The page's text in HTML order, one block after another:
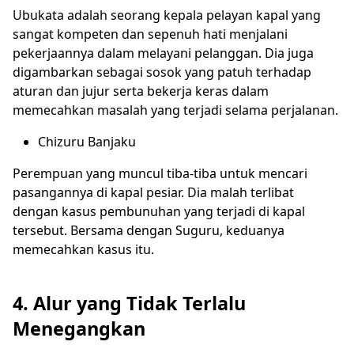
Ubukata adalah seorang kepala pelayan kapal yang
sangat kompeten dan sepenuh hati menjalani
pekerjaannya dalam melayani pelanggan. Dia juga
digambarkan sebagai sosok yang patuh terhadap
aturan dan jujur serta bekerja keras dalam
memecahkan masalah yang terjadi selama perjalanan.
Chizuru Banjaku
Perempuan yang muncul tiba-tiba untuk mencari
pasangannya di kapal pesiar. Dia malah terlibat
dengan kasus pembunuhan yang terjadi di kapal
tersebut. Bersama dengan Suguru, keduanya
memecahkan kasus itu.
4. Alur yang Tidak Terlalu
Menegangkan